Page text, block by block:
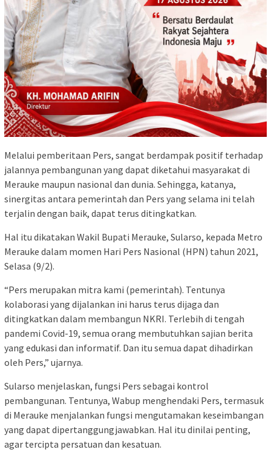
Melalui pemberitaan Pers, sangat berdampak positif terhadap
jalannya pembangunan yang dapat diketahui masyarakat di
Merauke maupun nasional dan dunia. Sehingga, katanya,
sinergitas antara pemerintah dan Pers yang selama ini telah
terjalin dengan baik, dapat terus ditingkatkan.
Hal itu dikatakan Wakil Bupati Merauke, Sularso, kepada Metro
Merauke dalam momen Hari Pers Nasional (HPN) tahun 2021,
Selasa (9/2).
“Pers merupakan mitra kami (pemerintah). Tentunya
kolaborasi yang dijalankan ini harus terus dijaga dan
ditingkatkan dalam membangun NKRI. Terlebih di tengah
pandemi Covid-19, semua orang membutuhkan sajian berita
yang edukasi dan informatif. Dan itu semua dapat dihadirkan
oleh Pers,” ujarnya.
Sularso menjelaskan, fungsi Pers sebagai kontrol
pembangunan. Tentunya, Wabup menghendaki Pers, termasuk
di Merauke menjalankan fungsi mengutamakan keseimbangan
yang dapat dipertanggungjawabkan. Hal itu dinilai penting,
agar tercipta persatuan dan kesatuan.